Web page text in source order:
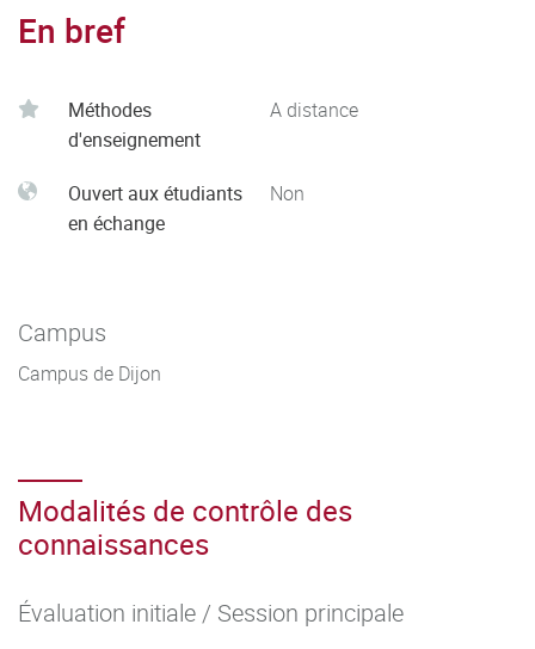
En bref
Méthodes
d'enseignement
A distance
Ouvert aux étudiants
en échange
Non
Campus
Campus de Dijon
Modalités de contrôle des
connaissances
Évaluation initiale / Session principale